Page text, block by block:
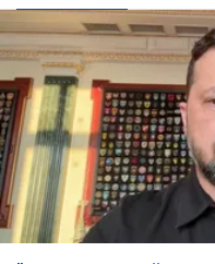
санкциях против
Видео
Европейские партнеры
проекту
10 годин тому 78,7 т.
С 1 сентября
зарплаты: